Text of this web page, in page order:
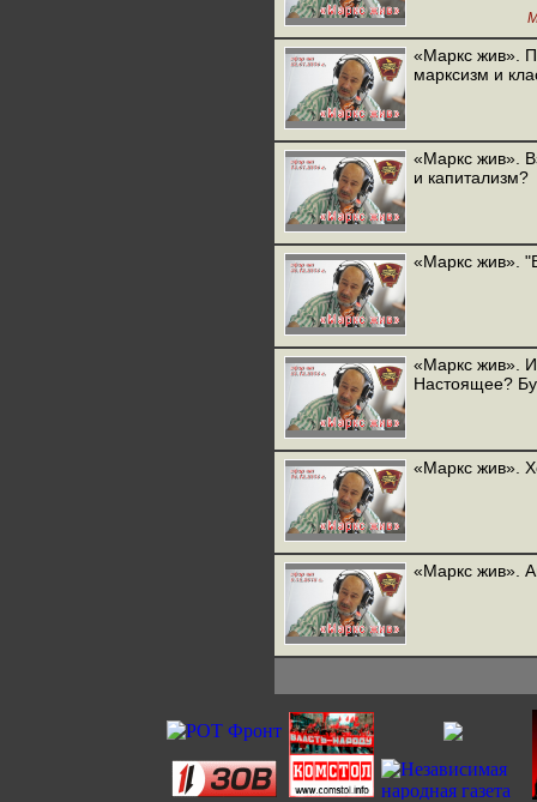
«Маркс жив».
марксизм и
«Маркс жив».
и капитализм?
«Маркс жив».
«Маркс жив».
Настоящее?
«Маркс жив».
«Маркс жив».